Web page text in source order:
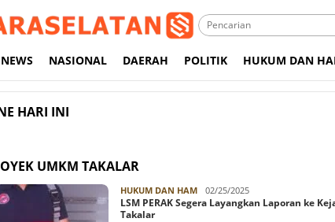
NEWS NASIONAL DAERAH POLITIK HUKUM DAN
HARI INI
UMKM TAKALAR
HUKUM DAN HAMHs
D'Sau
02/25/2025
LSM PERAK Segera Layangkan Laporan ke
Takalar